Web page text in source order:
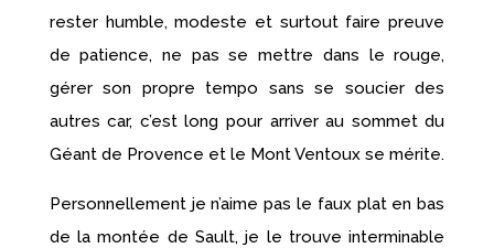
rester humble, modeste et surtout faire preuve
de patience, ne pas se mettre dans le rouge,
gérer son propre tempo sans se soucier des
autres car, c’est long pour arriver au sommet du
Géant de Provence et le Mont Ventoux se mérite.
Personnellement je n’aime pas le faux plat en bas
de la montée de Sault, je le trouve interminable